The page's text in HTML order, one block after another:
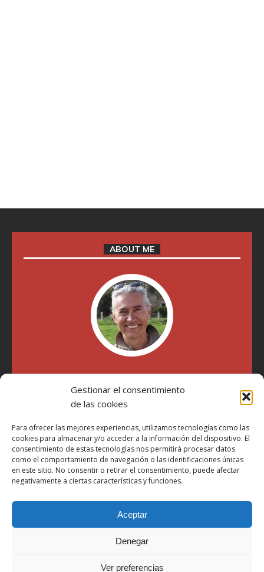
Gestionar el consentimiento
de las cookies
Para ofrecer las mejores experiencias, utilizamos tecnologías como las
cookies para almacenar y/o acceder a la información del dispositivo. El
consentimiento de estas tecnologías nos permitirá procesar datos
como el comportamiento de navegación o las identificaciones únicas
en este sitio. No consentir o retirar el consentimiento, puede afectar
negativamente a ciertas características y funciones.
Aceptar
Denegar
Ver preferencias
ABOUT ME
"Soy Manel Hospido, nací en Valencia en 1969 y desde el
año 2007 he escrito sobre motos en distintos medios.
Millatrece.com es una apuesta por escribir sobre lo que me
participa"
Aviso Legal
Política de Privacidad
Más Información sobre Cookies